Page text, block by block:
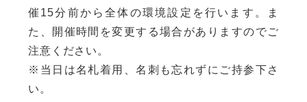
催15分前から全体の環境設定を行います。ま
た、開催時間を変更する場合がありますのでご
注意ください。
※当日は名札着用、名刺も忘れずにご持参下さ
い。